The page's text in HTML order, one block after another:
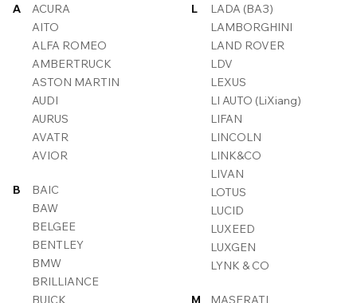
A
ACURA
AITO
ALFA ROMEO
AMBERTRUCK
ASTON MARTIN
AUDI
AURUS
AVATR
AVIOR
B
BAIC
BAW
BELGEE
BENTLEY
BMW
BRILLIANCE
BUICK
L
LADA (ВАЗ)
LAMBORGHINI
LAND ROVER
LDV
LEXUS
LI AUTO (LiXiang)
LIFAN
LINCOLN
LINK&CO
LIVAN
LOTUS
LUCID
LUXEED
LUXGEN
LYNK & CO
M MASERATI